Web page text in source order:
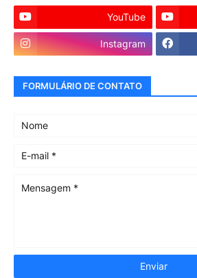
YouTube
Instagram
FORMULÁRIO DE CONTATO